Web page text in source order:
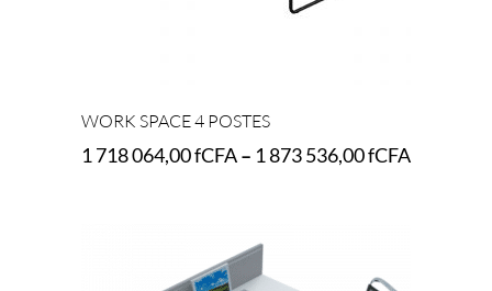
WORK SPACE 4 POSTES
1 718 064,00fCFA– 1 873 536,00fCFA